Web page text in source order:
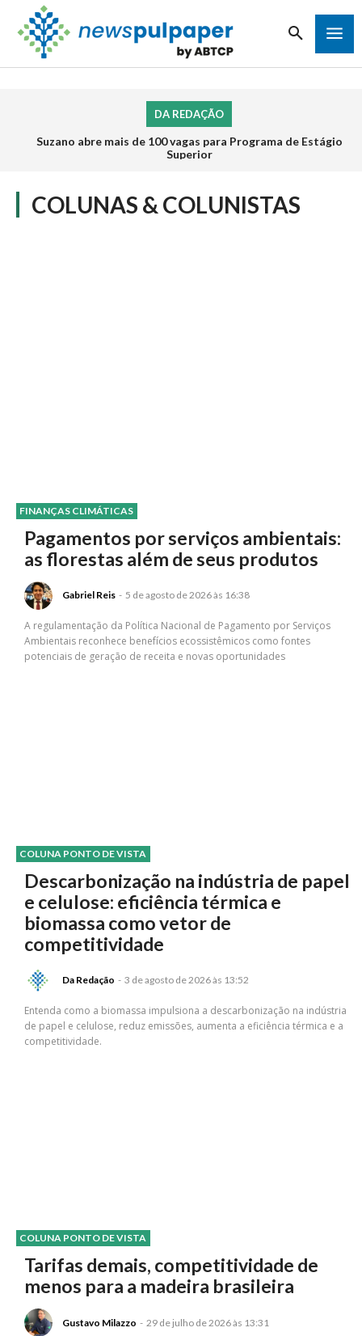
DA REDAÇÃO
Suzano abre mais de 100 vagas para Programa de Estágio
Superior
COLUNAS & COLUNISTAS
FINANÇAS CLIMÁTICAS
Pagamentos por serviços ambientais:
as florestas além de seus produtos
Gabriel Reis - 5 de agosto de 2026 às 16:38
A regulamentação da Política Nacional de Pagamento por Serviços
Ambientais reconhece benefícios ecossistêmicos como fontes
potenciais de geração de receita e novas oportunidades
COLUNA PONTO DE VISTA
Descarbonização na indústria de papel
e celulose: eficiência térmica e
biomassa como vetor de
competitividade
Da Redação - 3 de agosto de 2026 às 13:52
Entenda como a biomassa impulsiona a descarbonização na indústria
de papel e celulose, reduz emissões, aumenta a eficiência térmica e a
competitividade.
COLUNA PONTO DE VISTA
Tarifas demais, competitividade de
menos para a madeira brasileira
Gustavo Milazzo - 29 de julho de 2026 às 13:31